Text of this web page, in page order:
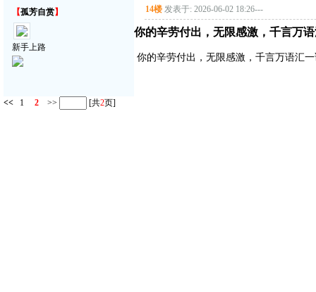
【孤芳自赏】
新手上路
14楼 发表于: 2026-06-02 18:26---
你的辛劳付出，无限感激，千言万
你的辛劳付出，无限感激，千言万语汇
<< 1 2 >> [共2页]